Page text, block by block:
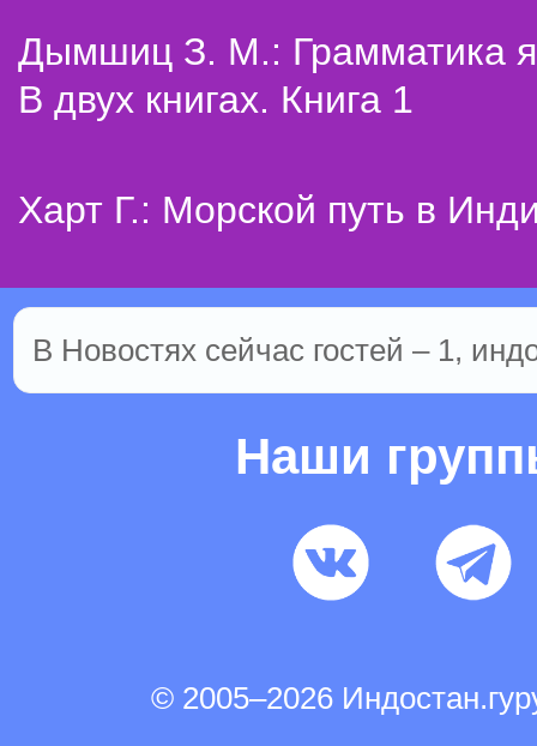
Дымшиц З. М.: Грамматика
В двух книгах. Книга 1
Харт Г.: Морской путь в
В Новостях сейчас гостей – 1,
Наши
© 2005–2026